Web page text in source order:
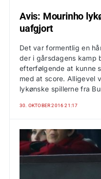
Avis: Mourinho
uafgjort
Det var formentlig en
der i gårsdagens kamp
efterfølgende at kunne
med at score. Alligevel
lykønske spillerne fra
30. OKTOBER 2016 21:17